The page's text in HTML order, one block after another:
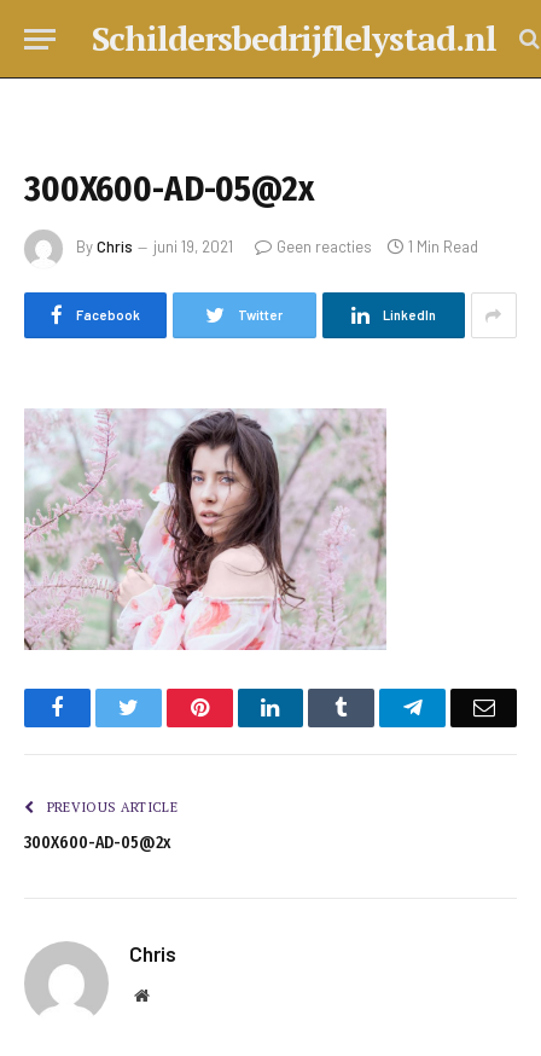
Schildersbedrijflelystad.nl
300X600-AD-05@2x
ByChris juni 19, 2021 Geen reacties 1 Min Read
Facebook Twitter LinkedIn
FacebookTwitter PinterestLinkedIn Tumblr Telegram
PREVIOUS ARTICLE
300X600-AD-05@2x
Chris
Website